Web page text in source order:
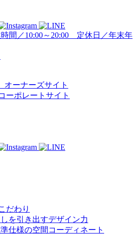
間／10:00～20:00 定休日／年末年
オーナーズサイト
ーポレートサイト
だわり
を引き出すデザイン力
仕様の空間コーディネート